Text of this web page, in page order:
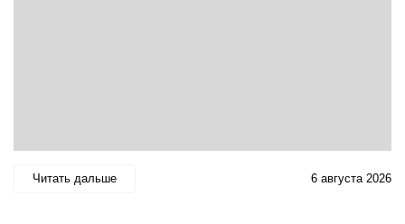
Читать дальше 6 августа 2026